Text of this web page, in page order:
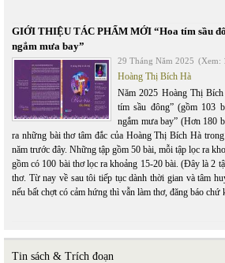
GIỚI THIỆU TÁC PHẨM MỚI “Hoa tím sầu
ngắm mưa bay”
29 Tháng Năm 2025 (Xem:
Hoàng Thị Bích Hà
Năm 2025 Hoàng Thị
tím sầu đông” (gồm 103
ngắm mưa bay” (Hơn 180
ra những bài thơ tâm đắc của Hoàng Thị Bích Hà
năm trước đây. Những tập gồm 50 bài, mỗi tập lọc ra
gồm có 100 bài thơ lọc ra khoảng 15-20 bài. (Đây là 2
thơ. Từ nay về sau tôi tiếp tục dành thời gian và tâm
nếu bất chợt có cảm hứng thì vẫn làm thơ, đăng báo chứ
Tin sách & Trích đoạn